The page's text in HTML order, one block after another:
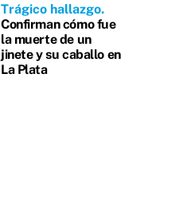
Trágico hallazgo
Confirman cómo fue
la muerte de un
jinete y su caballo en
La Plata